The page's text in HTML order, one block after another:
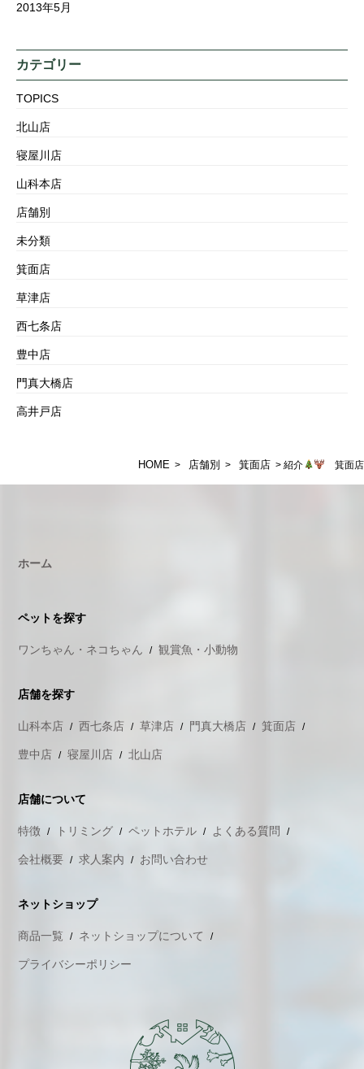
2013年5月
カテゴリー
TOPICS
北山店
寝屋川店
山科本店
店舗別
未分類
箕面店
草津店
西七条店
豊中店
門真大橋店
高井戸店
HOME > 店舗別 > 箕面店 > 紹介 箕面店
ホーム
ペットを探す
ワンちゃん・ネコちゃん 観賞魚・小動物
店舗を探す
山科本店 西七条店 草津店 門真大橋店 箕面店
豊中店 寝屋川店 北山店
店舗について
特徴 トリミング ペットホテル よくある質問
会社概要 求人案内 お問い合わせ
ネットショップ
商品一覧 ネットショップについて
プライバシーポリシー